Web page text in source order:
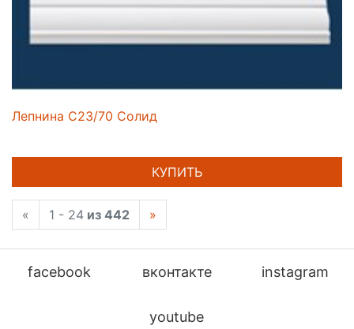
Лепнина C23/70 Солид
КУПИТЬ
« 1 - 24 из 442 »
facebook вконтакте instagram
youtube